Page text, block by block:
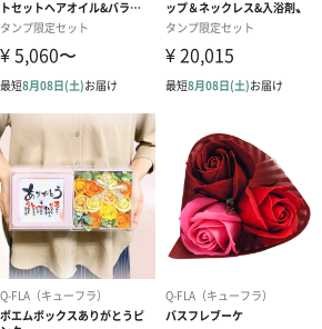
奥行170mm×高さ50mm
ーンスターチ、ポリビニルアルコール、ラウリ
、ミネラルオイル、グリセリン、色、香料
の成分を含む商品は、航空危険物に含まれるた
機に搭載することができません。そのため離島
航空便を使用する地域にお住まいのかたへお届
合は、船便に変更するため1週間前後お届けが遅
可能性がございます。